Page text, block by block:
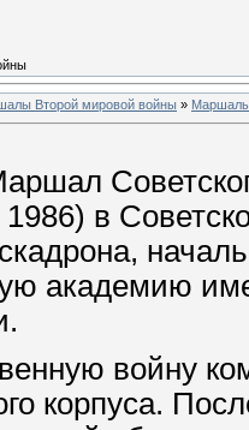
Второй мировой войны »
1986) в
академию
войну
корпуса.